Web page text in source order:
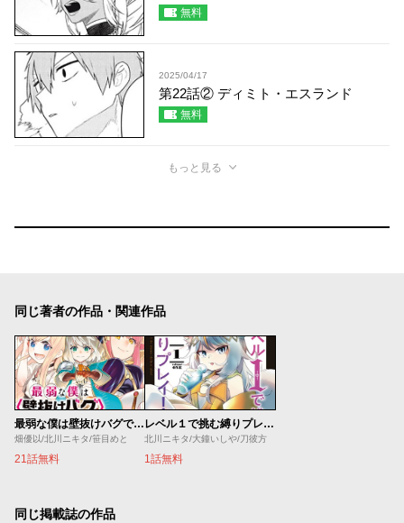
無料
2025/04/17
第22話② ディミト・エスランド
無料
もっと見る
同じ著者の作品・関連作品
最弱な僕は壁抜けバグで成り上がる
畑優以/北川ニキタ/笹目めと
21話無料
レベル１で挑む縛りプレイ！
北川ニキタ/大鐘いしや/刀彼方
1話無料
同じ掲載誌の作品